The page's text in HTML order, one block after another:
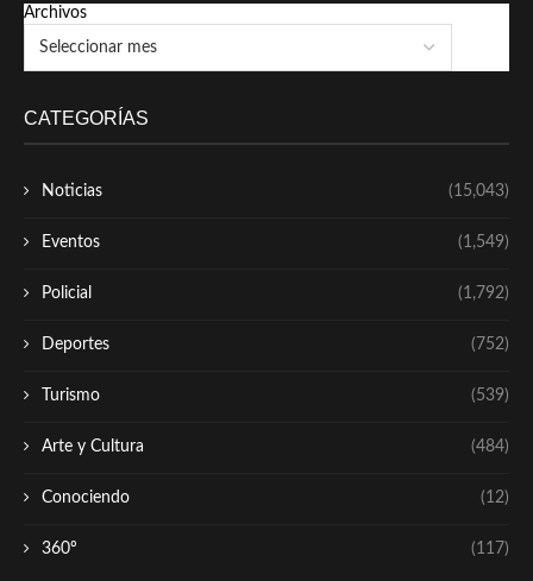
Archivos
CATEGORÍAS
Noticias (15,043)
Eventos (1,549)
Policial (1,792)
Deportes (752)
Turismo (539)
Arte y Cultura (484)
Conociendo (12)
360º (117)